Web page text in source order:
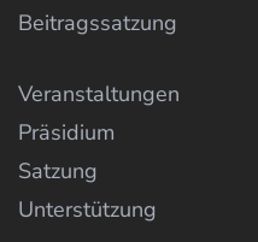
Beitragssatzung
Veranstaltungen
Präsidium
Satzung
Unterstützung